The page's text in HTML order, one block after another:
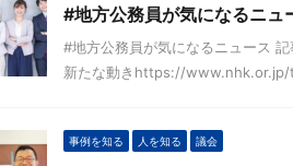
#地方公務員が気になるニュ
#地方公務員が気になるニュース
新たな動きhttps://
事例を知る 人を知る 議会